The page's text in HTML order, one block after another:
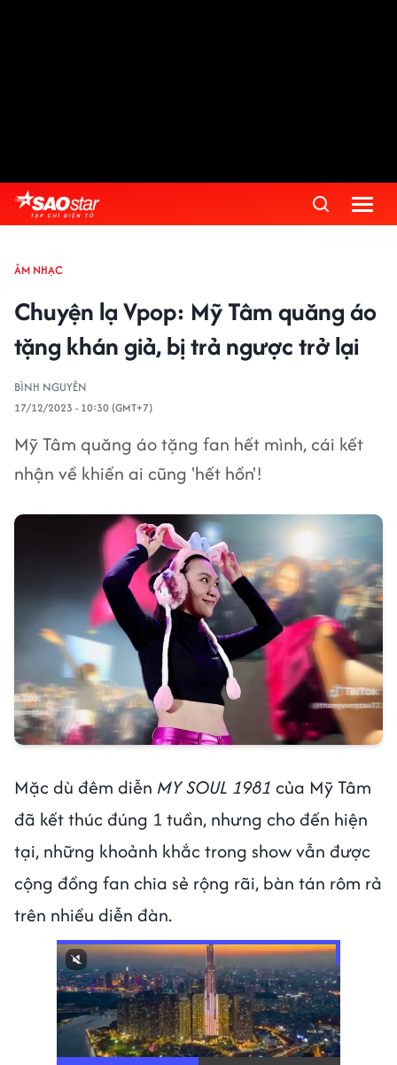
ÂM NHẠC
Chuyện lạ Vpop: Mỹ Tâm quăng áo
tặng khán giả, bị trả ngược trở lại
BÌNH NGUYÊN
17/12/2023 - 10:30 (GMT+7)
Mỹ Tâm quăng áo tặng fan hết mình, cái kết
nhận về khiến ai cũng 'hết hồn'!
Mặc dù đêm diễn MY SOUL 1981 của Mỹ Tâm
đã kết thúc đúng 1 tuần, nhưng cho đến hiện
tại, những khoảnh khắc trong show vẫn được
cộng đồng fan chia sẻ rộng rãi, bàn tán rôm rả
trên nhiều diễn đàn.